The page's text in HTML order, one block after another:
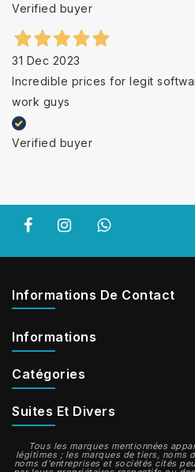
Verified buyer
31 Dec 2023
Incredible prices for legit
work guys
Verified buyer
Informations De Contact
Informations
Catégories
Suites Et Divers
Tous les marques mentionnées
légitimes ; les marques de tiers, noms
noms d'entreprises et sociétés cités